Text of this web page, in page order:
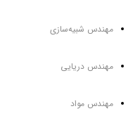
مهندس شبیه‌سازی
مهندس دریایی
مهندس مواد